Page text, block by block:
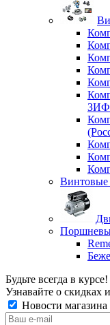
ЗИФ
Винтовые
Будьте всегда в курсе!
Узнавайте о скидках
Новости магазина